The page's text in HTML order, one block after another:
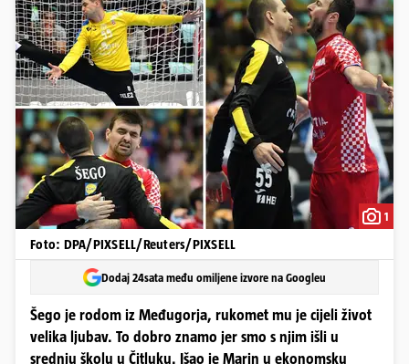
1
Foto: DPA/PIXSELL/Reuters/PIXSELL
Dodaj 24sata među omiljene izvore na Googleu
Šego je rodom iz Međugorja, rukomet mu je cijeli život
velika ljubav. To dobro znamo jer smo s njim išli u
srednju školu u Čitluku. Išao je Marin u ekonomsku